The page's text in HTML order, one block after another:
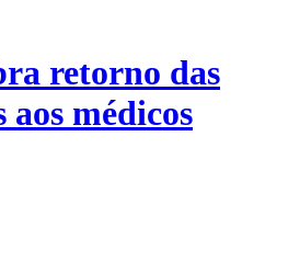
retorno das
médicos